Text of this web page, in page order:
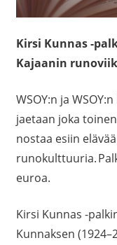
Kirsi Kunnas -
Kajaanin
WSOY:n ja
jaetaan joka
nostaa esiin
runokulttuuria.
euroa.
Kirsi Kunnas -
Kunnaksen